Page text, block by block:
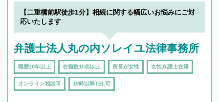
【二重橋前駅徒歩1分】相続に関する幅広いお悩みにご対
応いたします
弁護士法人丸の内ソレイユ法律事務所
職歴20年以上 在籍数10名以上 所長が女性 女性弁護士在籍
オンライン相談可 19時以降TEL可